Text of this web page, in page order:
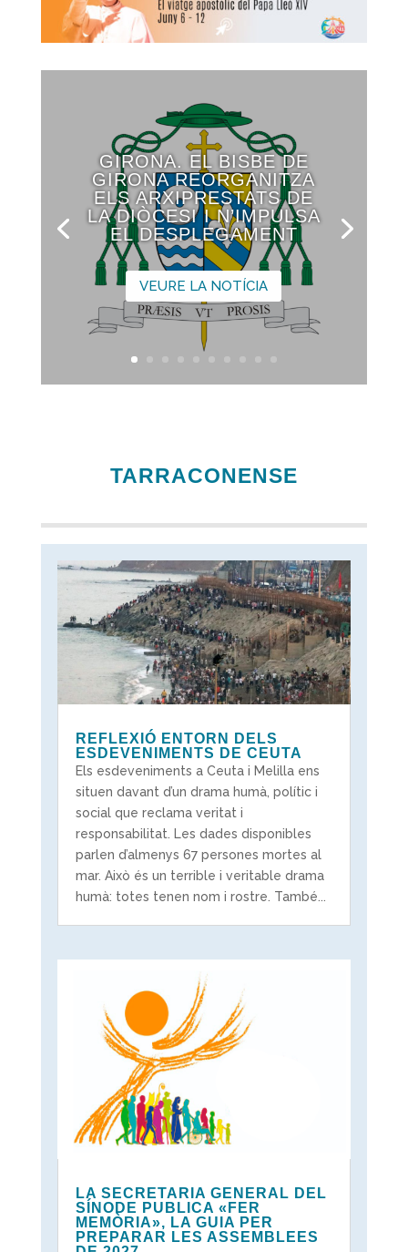
GIRONA. EL BISBE DE
GIRONA REORGANITZA
ELS ARXIPRESTATS DE
LA DIÒCESI I N’IMPULSA
EL DESPLEGAMENT
VEURE LA NOTÍCIA
TARRACONENSE
REFLEXIÓ ENTORN DELS
ESDEVENIMENTS DE CEUTA
Els esdeveniments a Ceuta i Melilla ens
situen davant d’un drama humà, polític i
social que reclama veritat i
responsabilitat. Les dades disponibles
parlen d’almenys 67 persones mortes al
mar. Això és un terrible i veritable drama
humà: totes tenen nom i rostre. També...
LA SECRETARIA GENERAL DEL
SÍNODE PUBLICA «FER
MEMÒRIA», LA GUIA PER
PREPARAR LES ASSEMBLEES